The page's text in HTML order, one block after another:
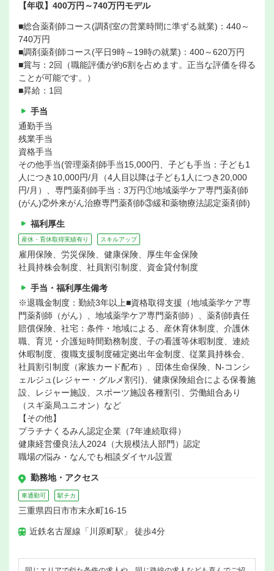
【年収】400万円～740万円モデル
■総合薬剤師コース(調剤室の営業時間に準ずる就業)：440～
740万円
■調剤薬剤師コース(平日9時～19時の就業)：400～620万円
■賞与：2回（職能評価が約6割を占めます。正当な評価を得る
ことが可能です。）
■昇給：1回
手当
通勤手当
残業手当
資格手当
その他手当(管理薬剤師手当15,000円、子ども手当：子ども1
人につき10,000円/月（4人目以降は子ども1人につき20,000
円/月）、専門薬剤師手当：3万円①地域薬学ケア専門薬剤師
(がん)②外来がん治療専門薬剤師③緩和薬物療法認定薬剤師)
福利厚生
産休・育休取得実績有り スキルアップ
雇用保険、労災保険、健康保険、厚生年金保険
社員持株会制度、社員割引制度、資金貸付制度
手当・福利厚生備考
※退職金制度：勤続3年以上■資格取得支援（地域薬学ケア専
門薬剤師（がん）、地域薬学ケア専門薬剤師）、薬剤師責任
賠償保険、社宅：条件・地域による、産休育休制度、介護休
職、育児・介護短時間勤務制度、子の看護等休暇制度、連続
休暇制度、復職支援制度確定拠出年金制度、従業員持株会、
社員割引制度（家族カード配布）、団体生命保険、N-コンシ
ェルジュ(レジャー・グルメ割引)、健康保険組合による保養施
設、レジャー施設、スポーツ施設各種割引、労働組合あり
（スギ薬局ユニオン）など
【その他】
プラチナくるみん認定企業（7年連続取得）
健康経営優良法人2024（大規模法人部門）認定
職場の悩み・なんでも相談ダイヤル設置
勤務地・アクセス
車通勤可 駅チカ
三重県四日市市末永町16-15
近鉄名古屋線「川原町駅」 徒歩4分